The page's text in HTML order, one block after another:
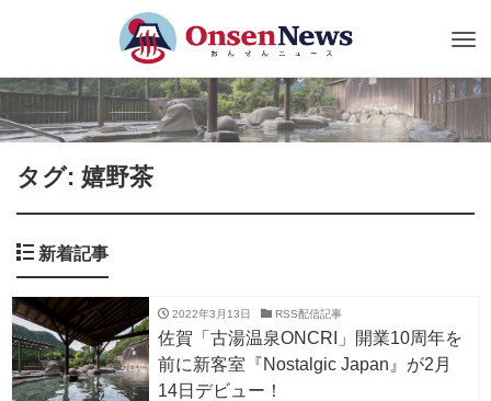
タグ: 嬉野茶
新着記事
2022年3月13日 RSS配信記事
佐賀「古湯温泉ONCRI」開業10周年を
前に新客室『Nostalgic Japan』が2月
14日デビュー！